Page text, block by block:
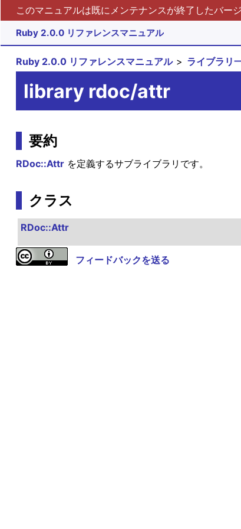
このマニュアルは既にメンテナンスが終了したバー
Ruby 2.0.0 リファレンスマニュアル
Ruby 2.0.0 リファレンスマニュアル ライブラリ
library rdoc/attr
要約
RDoc::Attrを定義するサブライブラリです。
クラス
RDoc::Attr
フィードバックを送る